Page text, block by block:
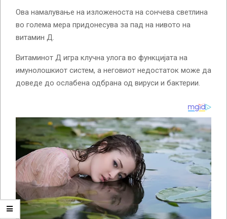
Ова намалување на изложеноста на сончева светлина
во голема мера придонесува за пад на нивото на
витамин Д.
Витаминот Д игра клучна улога во функцијата на
имунолошкиот систем, а неговиот недостаток може да
доведе до ослабена одбрана од вируси и бактерии.